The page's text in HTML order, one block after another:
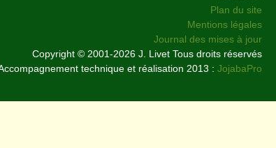
Plan du site
Mentions légales
Journal des mises à jour
Copyright © 2001-2026 J. Livet Tous droits réservés
technique et réalisation 2013 : JojabaPro